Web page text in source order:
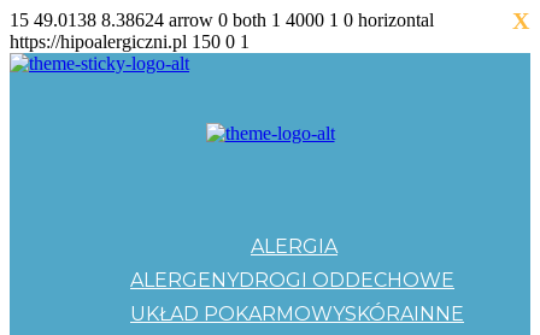
15 49.0138 8.38624 arrow 0 both 1 4000 1 0 horizontal
https://hipoalergiczni.pl 150 0 1
ALERGIA
ALERGENYDROGI ODDECHOWE
UKŁAD POKARMOWYSKÓRAINNE
X